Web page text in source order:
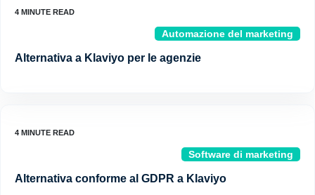
Automazione del marketing
Alternativa a Klaviyo per le agenzie
Software di marketing
Alternativa conforme al GDPR a Klaviyo